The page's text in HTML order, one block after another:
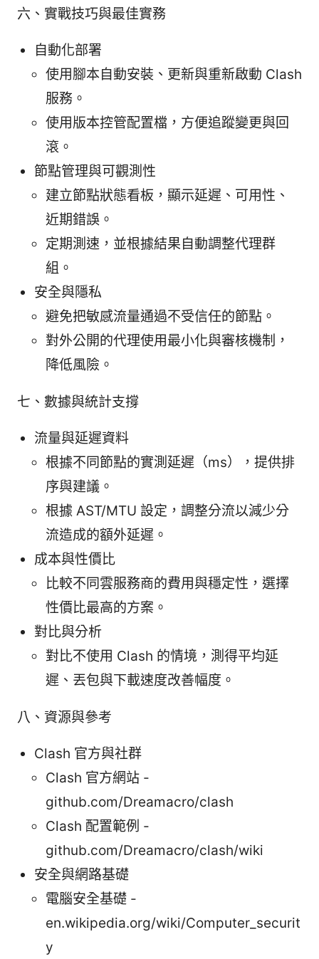
六、實戰技巧與最佳實務
自動化部署
使用腳本自動安裝、更新與重新啟動 Clash
服務。
使用版本控管配置檔，方便追蹤變更與回
滾。
節點管理與可觀測性
建立節點狀態看板，顯示延遲、可用性、
近期錯誤。
定期測速，並根據結果自動調整代理群
組。
安全與隱私
避免把敏感流量通過不受信任的節點。
對外公開的代理使用最小化與審核機制，
降低風險。
七、數據與統計支撐
流量與延遲資料
根據不同節點的實測延遲（ms），提供排
序與建議。
根據 AST/MTU 設定，調整分流以減少分
流造成的額外延遲。
成本與性價比
比較不同雲服務商的費用與穩定性，選擇
性價比最高的方案。
對比與分析
對比不使用 Clash 的情境，測得平均延
遲、丟包與下載速度改善幅度。
八、資源與參考
Clash 官方與社群
Clash 官方網站 -
github.com/Dreamacro/clash
Clash 配置範例 -
github.com/Dreamacro/clash/wiki
安全與網路基礎
電腦安全基礎 -
en.wikipedia.org/wiki/Computer_securit
y